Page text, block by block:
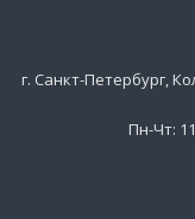
г. Санкт-Петербург,
Пн-Чт: